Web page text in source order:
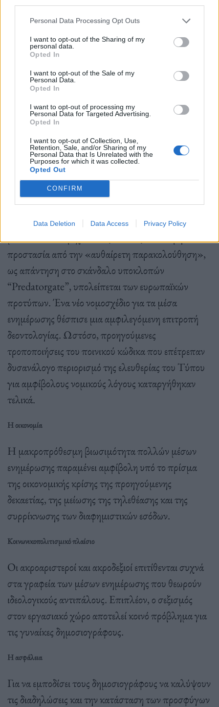
Personal Data Processing Opt Outs
I want to opt-out of the Sharing of my
personal data.
Opted In
I want to opt-out of the Sale of my
Personal Data.
Opted In
I want to opt-out of processing my
Personal Data for Targeted Advertising.
Opted In
I want to opt-out of Collection, Use,
Retention, Sale, and/or Sharing of my
Personal Data that Is Unrelated with the
Purposes for which it was collected.
Opted Out
CONFIRM
Data Deletion Data Access Privacy Policy
ρυθμιστική αρχή ραδιοτηλεόρασης, το Εθνικό
Συμβούλιο Ραδιοφωνίας και Τηλεόρασης, το οποίο
έχει επικριθεί για την βραδύτητα και
αναποτελεσματικότητά του. Η Εθνική Υπηρεσία
Πληροφοριών (ΕΥΠ), η οποία τελεί υπό την
εποπτεία του πρωθυπουργού, συμμετείχε στην
παρακολούθηση των δημοσιογράφων, πολλοί από
τους οποίους ήταν οι στόχοι του κακόβουλου
λογισμικού Predator.
Το Νομικό Πλαίσιο
Παρά τις συνταγματικές εγγυήσεις, η ελευθερία του
Τύπου έχει αμφισβητηθεί σε νομοθετικό επίπεδο. Η
νέα νομοθεσία που ψηφίστηκε από το κοινοβούλιο,
προστασία από την «αυθαίρετη παρακολούθηση»,
ως απάντηση στο σκάνδαλο υποκλοπών
“Predatorgate”, υπολείπεται των ευρωπαϊκών
προτύπων. Ένα νέο νομοσχέδιο για τα μέσα
ενημέρωσης θέσπισε μια αμφιλεγόμενη επιτροπή
δεοντολογίας. Ωστόσο, προηγούμενες
τροποποιήσεις του ποινικού κώδικα που επέτρεπαν
δυσανάλογο περιορισμό της ελευθερίας του Τύπου
για αμφίβολους νομικούς λόγους καταργήθηκαν
τελικά.
Η οικονομία
Η μακροπρόθεσμη βιωσιμότητα πολλών μέσων
ενημέρωσης παραμένει αμφίβολη υπό το πρίσμα
της οικονομικής κρίσης της προηγούμενης
δεκαετίας, της μείωσης της τηλεθέασης και της
συρρίκνωσης των διαφημιστικών εσόδων.
Κοινωνικοπολιτισμικό πλαίσιο
Οι ακροαριστεροί και ακροδεξιοί επιτίθενται συχνά
στα γραφεία των μέσων ενημέρωσης που θεωρούν
ιδεολογικούς αντιπάλους. Επιπλέον, ο σεξισμός
στον εργασιακό χώρο αποτελεί κοινό πρόβλημα για
τις γυναίκες δημοσιογράφους.
Η ασφάλεια
Για να εμποδίσει τους δημοσιογράφους να καλύψουν
τις διαδηλώσεις και την κατάσταση των προσφύγων